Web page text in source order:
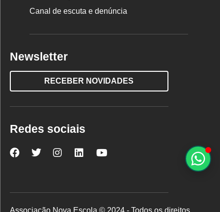
Canal de escuta e denúncia
Newsletter
RECEBER NOVIDADES
Redes sociais
Nova
Facebook
Nova
Twitter
Nova
Instagram
Nova
LinkedInYouTube
Associação Nova Escola © 2024 - Todos os direitos